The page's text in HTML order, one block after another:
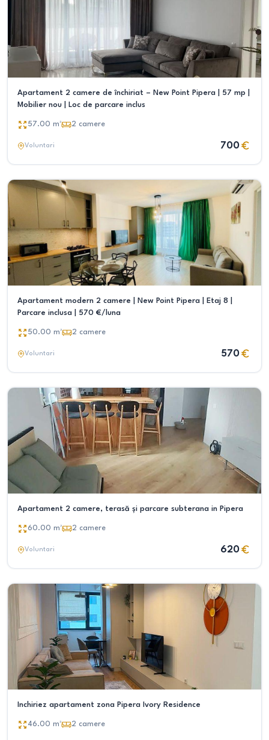
Apartament 2 camere de închiriat – New Point Pipera | 57 mp |
Mobilier nou | Loc de parcare inclus
57.00 m² 2 camere
Voluntari 700
Apartament modern 2 camere | New Point Pipera | Etaj 8 |
Parcare inclusa | 570 €/luna
50.00 m² 2 camere
Voluntari 570
Apartament 2 camere, terasă și parcare subterana in Pipera
60.00 m² 2 camere
Voluntari 620
Inchiriez apartament zona Pipera Ivory Residence
46.00 m² 2 camere